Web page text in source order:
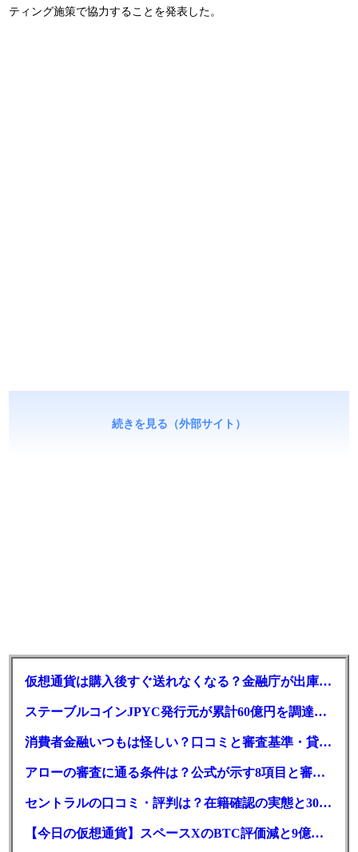
ティング施策で協力することを発表した。
続きを見る（外部サイト）
仮想通貨は購入後すぐ送れなくなる？金融庁が出庫制限を要請
ステーブルコインJPYC発行元が累計60億円を調達、物流大手も出資参画
消費者金融いつもは怪しい？口コミと審査基準・貸付条件を調査
アローの審査に通る条件は？公式が示す8項目と審査時間
セントラルの口コミ・評判は？在籍確認の実態と30日金利0円の落とし穴
【今日の仮想通貨】スペースXのBTC評価減と9億株の解禁。208億円相当のBTCが盗難